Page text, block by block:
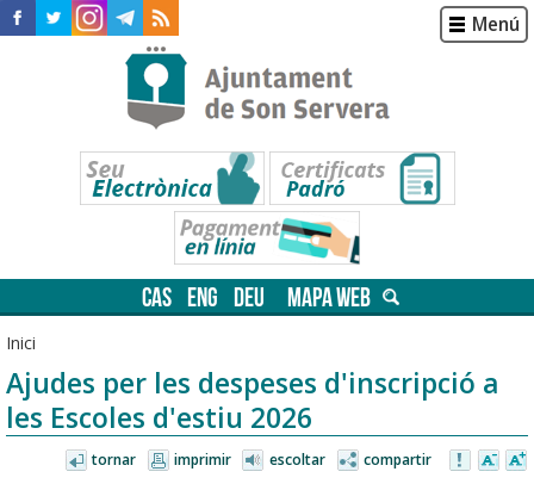
Menú
CAS ENG DEU MAPA WEB
Inici
Ajudes per les despeses d'inscripció a
les Escoles d'estiu 2026
tornar imprimir escoltar compartir